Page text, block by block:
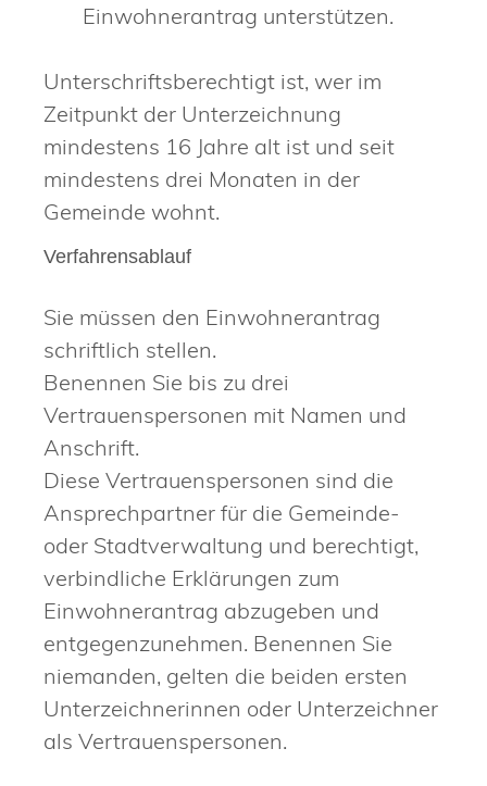
Einwohnerantrag unterstützen.
Unterschriftsberechtigt ist, wer im
Zeitpunkt der Unterzeichnung
mindestens 16 Jahre alt ist und seit
mindestens drei Monaten in der
Gemeinde wohnt.
Verfahrensablauf
Sie müssen den Einwohnerantrag
schriftlich stellen.
Benennen Sie bis zu drei
Vertrauenspersonen mit Namen und
Anschrift.
Diese Vertrauenspersonen sind die
Ansprechpartner für die Gemeinde-
oder Stadtverwaltung und berechtigt,
verbindliche Erklärungen zum
Einwohnerantrag abzugeben und
entgegenzunehmen. Benennen Sie
niemanden, gelten die beiden ersten
Unterzeichnerinnen oder Unterzeichner
als Vertrauenspersonen.